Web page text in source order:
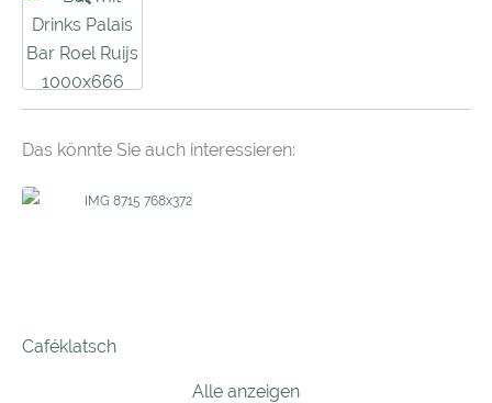
Das könnte Sie auch interessieren:
Caféklatsch
Alle anzeigen